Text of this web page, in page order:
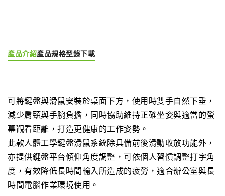
產品介紹產品規格型錄下載
可將鍵盤與滑鼠安裝於桌面下方，使用時雙手自然下垂，
減少肩頸與手腕負擔，同時協助維持正確坐姿與適當的螢
幕觀看距離，打造更健康的工作姿勢。
此款人體工學鍵盤滑鼠系統除具備前後滑動收放功能外，
亦提供鍵盤平台傾仰角度調整，可依個人習慣調整打字角
度，有效降低長時間輸入所造成的疲勞，適合辦公室與長
時間電腦作業環境使用。